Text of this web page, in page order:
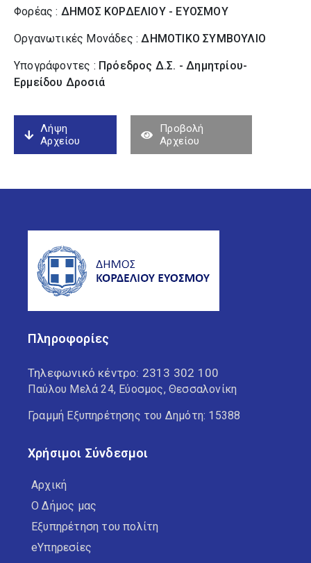
Φορέας : ΔΗΜΟΣ ΚΟΡΔΕΛΙΟΥ - ΕΥΟΣΜΟΥ
Οργανωτικές Μονάδες :ΔΗΜΟΤΙΚΟ ΣΥΜΒΟΥΛΙΟ
Υπογράφοντες : Πρόεδρος Δ.Σ. - Δημητρίου-
Ερμείδου Δροσιά
Λήψη
Αρχείου
Προβολή
Αρχείου
Πληροφορίες
Τηλεφωνικό κέντρο: 2313 302 100
Παύλου Μελά 24, Εύοσμος, Θεσσαλονίκη
Γραμμή Εξυπηρέτησης του Δημότη: 15388
Χρήσιμοι Σύνδεσμοι
Αρχική
Ο Δήμος μας
Εξυπηρέτηση του πολίτη
eΥπηρεσίες